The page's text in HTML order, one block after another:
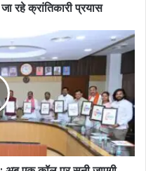
रहे क्रांतिकारी प्रयास